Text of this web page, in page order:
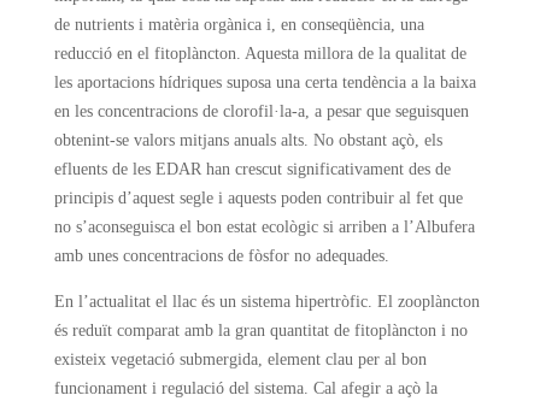
de nutrients i matèria orgànica i, en conseqüència, una
reducció en el fitoplàncton. Aquesta millora de la qualitat de
les aportacions hídriques suposa una certa tendència a la baixa
en les concentracions de clorofil·la-a, a pesar que seguisquen
obtenint-se valors mitjans anuals alts. No obstant açò, els
efluents de les EDAR han crescut significativament des de
principis d’aquest segle i aquests poden contribuir al fet que
no s’aconseguisca el bon estat ecològic si arriben a l’Albufera
amb unes concentracions de fòsfor no adequades.
En l’actualitat el llac és un sistema hipertròfic. El zooplàncton
és reduït comparat amb la gran quantitat de fitoplàncton i no
existeix vegetació submergida, element clau per al bon
funcionament i regulació del sistema. Cal afegir a açò la